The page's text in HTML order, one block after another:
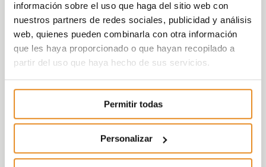
información sobre el uso que haga del sitio web con
nuestros partners de redes sociales, publicidad y análisis
web, quienes pueden combinarla con otra información
que les haya proporcionado o que hayan recopilado a
partir del uso que haya hecho de sus servicios.
Permitir todas
Personalizar
Célere Duna Beach IIIson casas que
construyen tu futuro.
energética B